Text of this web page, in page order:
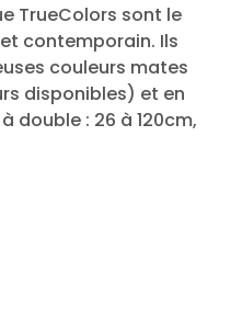
TrueColors sont le
contemporain. Ils
couleurs mates
disponibles) et en
double : 26 à 120cm,